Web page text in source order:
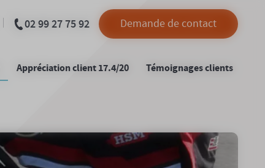
02 99 27 75 92 Demande de contact
Appréciation client 17.4/20 Témoignages clients